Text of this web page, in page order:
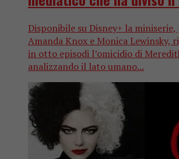
Disponibile su Disney+ la
Amanda Knox e Monica Lewinsky,
in otto episodi l’omicidio di
analizzando il lato umano...